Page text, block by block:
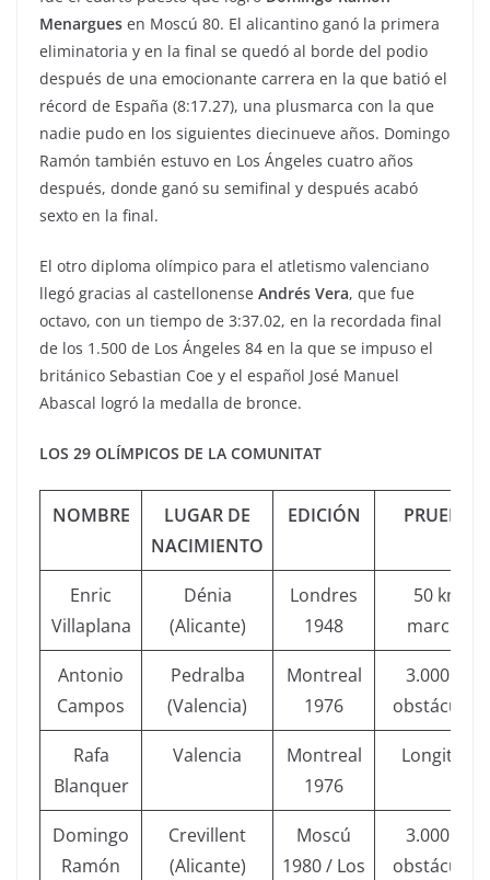
Menargues en Moscú 80. El alicantino ganó la primera
eliminatoria y en la final se quedó al borde del podio
después de una emocionante carrera en la que batió el
récord de España (8:17.27), una plusmarca con la que
nadie pudo en los siguientes diecinueve años. Domingo
Ramón también estuvo en Los Ángeles cuatro años
después, donde ganó su semifinal y después acabó
sexto en la final.
El otro diploma olímpico para el atletismo valenciano
llegó gracias al castellonense Andrés Vera, que fue
octavo, con un tiempo de 3:37.02, en la recordada final
de los 1.500 de Los Ángeles 84 en la que se impuso el
británico Sebastian Coe y el español José Manuel
Abascal logró la medalla de bronce.
LOS 29 OLÍMPICOS DE LA COMUNITAT
NOMBRE
LUGAR DE
NACIMIENTO
EDICIÓN PRUEBA
Enric
Villaplana
Dénia
(Alicante)
Londres
1948
50 km
marcha
Antonio
Campos
Pedralba
(Valencia)
Montreal
1976
3.000 m
obstáculos
Rafa
Blanquer
Valencia
Montreal
1976
Longitud
Domingo
Ramón
Crevillent
(Alicante)
Moscú
1980 / Los
3.000 m
obstáculos